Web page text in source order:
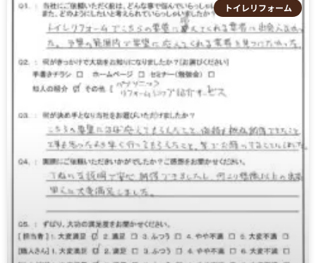
トイレリフォーム